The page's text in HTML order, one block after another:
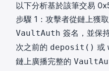
以下分析基於該筆交易
步驟 1：攻擊者從鏈上獲
VaultAuth 簽名，並保
次之前的 deposit() 或
鏈上廣播完整的